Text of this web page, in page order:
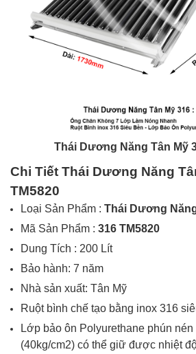
Thái Dương Năng Tân Mỹ
Chi Tiết Thái Dương Năng
TM5820
Loại Sản Phẩm : Thái Dương
Mã Sản Phẩm : 316 TM5820
Dung Tích : 200 Lít
Bảo hành: 7 năm
Nhà sản xuất: Tân Mỹ
Ruột bình chế tạo bằng inox 316
Lớp bảo ôn Polyurethane phún
(40kg/cm2) có thể giữ được nhiệt